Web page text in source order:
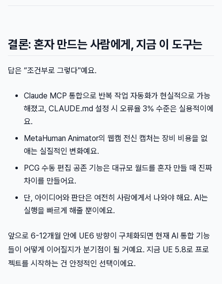
결론: 혼자 만드는 사람에게, 지금 이 도구는
답은 “조건부로 그렇다"예요.
Claude MCP 통합으로 반복 작업 자동화가 현실적으로 가능
해졌고, CLAUDE.md 설정 시 오류율 3% 수준은 실용적이에
요.
MetaHuman Animator의 웹캠 전신 캡처는 장비 비용을 없
애는 실질적인 변화예요.
PCG 수동 편집 공존 기능은 대규모 월드를 혼자 만들 때 진짜
차이를 만들어요.
단, 아이디어와 판단은 여전히 사람에게서 나와야 해요. AI는
실행을 빠르게 해줄 뿐이에요.
앞으로 6-12개월 안에 UE6 방향이 구체화되면 현재 AI 통합 기능
들이 어떻게 이어질지가 분기점이 될 거예요. 지금 UE 5.8로 프로
젝트를 시작하는 건 안정적인 선택이에요.